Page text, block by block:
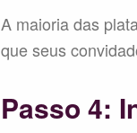
A maioria das
que seus
Passo 4: